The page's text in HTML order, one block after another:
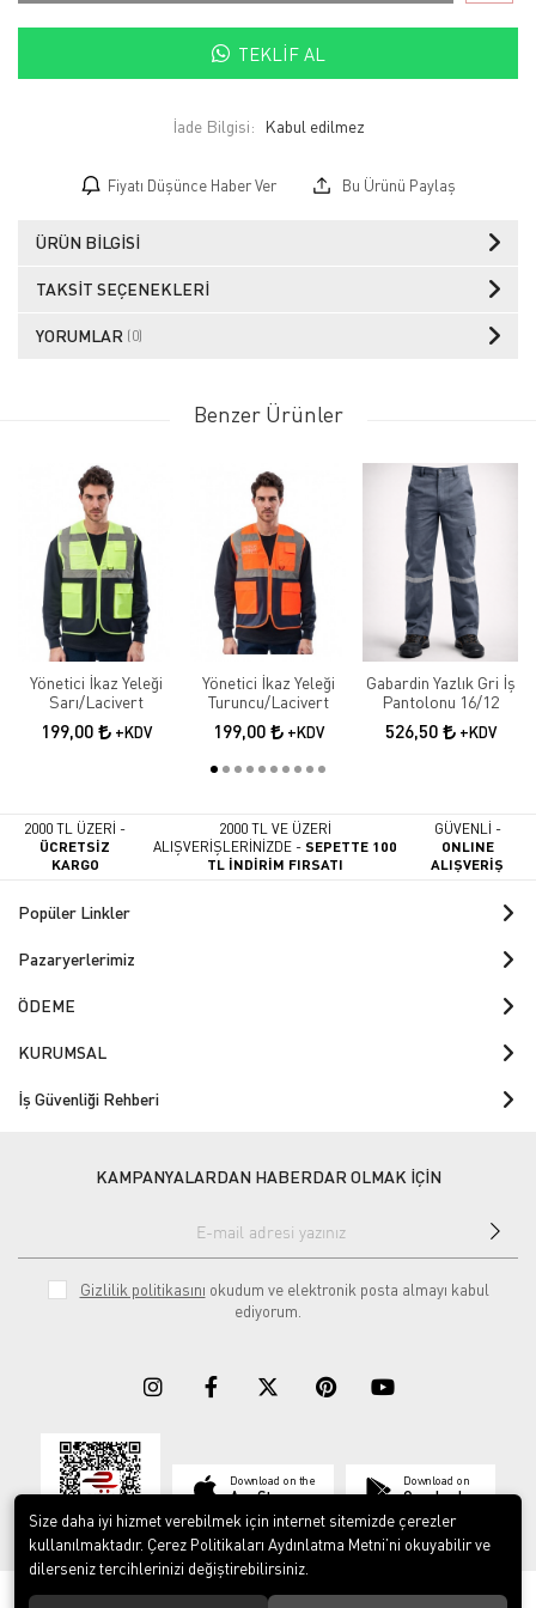
TEKLIF AL
İade Bilgisi:
Fiyatı Düşünce Haber Ver Bu Ürünü Paylaş
ÜRÜN BILGISI
TAKSIT SEÇENEKLERI
YORUMLAR (0)
Benzer Ürünler
Yönetici İkaz Yeleği
Sarı/Lacivert
199,00 +KDV
Yönetici İkaz Yeleği
Turuncu/Lacivert
199,00 +KDV
Gabardin Yazlık Gri İş
Pantolonu 16/12
526,50 +KDV
2000 TL ÜZERİ -
ÜCRETSİZ
KARGO
2000 TL VE ÜZERİ
ALIŞVERİŞLERİNİZDE -SEPETTE 100
TL İNDİRİM FIRSATI
GÜVENLİ -
ONLINE
ALIŞVERİŞ
Popüler Linkler
Pazaryerlerimiz
ÖDEME
KURUMSAL
İş Güvenliği Rehberi
KAMPANYALARDAN HABERDAR OLMAK İÇİN
Gizlilik politikasını okudum ve elektronik posta almayı kabul
ediyorum.
Download on the
App Store
Download on
Google play
© 2023ERY İş Güvenliği Ekipmanları. Tüm hakları saklıdır.
Size daha iyi hizmet verebilmek için internet sitemizde çerezler
kullanılmaktadır. Çerez Politikaları Aydınlatma Metni’ni okuyabilir ve
dilerseniz tercihlerinizi değiştirebilirsiniz.